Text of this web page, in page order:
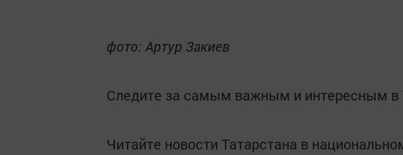
фото: Артур Закиев
Следите за самым важным и интересным в
Читайте новости Татарстана в